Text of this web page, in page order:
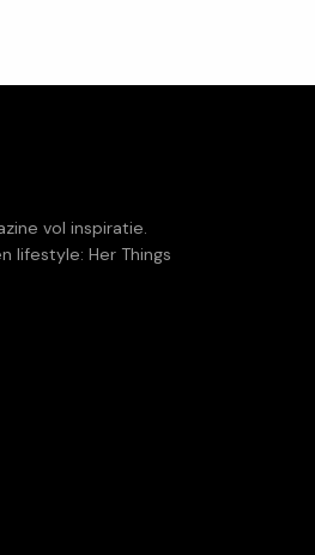
vol inspiratie.
lifestyle: Her Things